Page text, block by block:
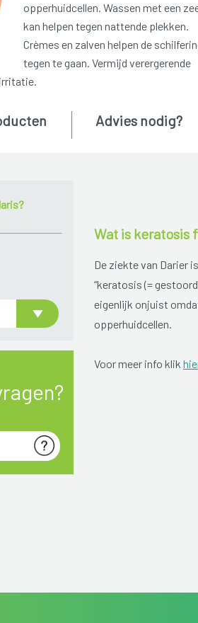
opperhuidcellen. Wassen met een
kan helpen tegen nattende plekken.
Crèmes en zalven helpen de
tegen te gaan. Vermijd verergerende
Advies nodig?
Wat is keratosis
De ziekte van Darier
“keratosis (=
eigenlijk onjuist
opperhuidcellen.
Voor meer info klik